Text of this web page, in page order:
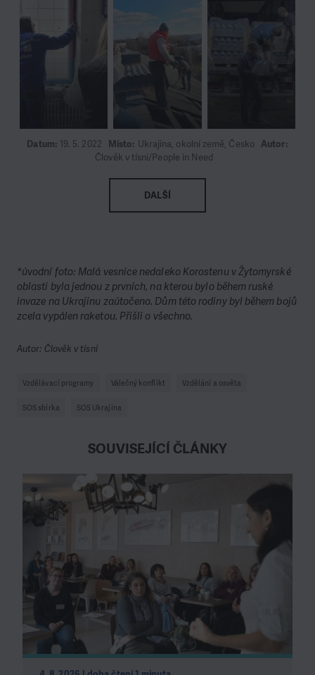
Datum: 19. 5. 2022 Místo: Ukrajina, okolní země, Česko Autor:
Člověk v tísni/People in Need
DALŠÍ
*úvodní foto: Malá vesnice nedaleko Korostenu v Žytomyrské
oblasti byla jednou z prvních, na kterou bylo během ruské
invaze na Ukrajinu zaútočeno. Dům této rodiny byl během bojů
zcela vypálen raketou. Přišli o všechno.
Autor: Člověk v tísni
Vzdělávací programy Válečný konflikt Vzdělání a osvěta
SOS sbírka SOS Ukrajina
SOUVISEJÍCÍ ČLÁNKY